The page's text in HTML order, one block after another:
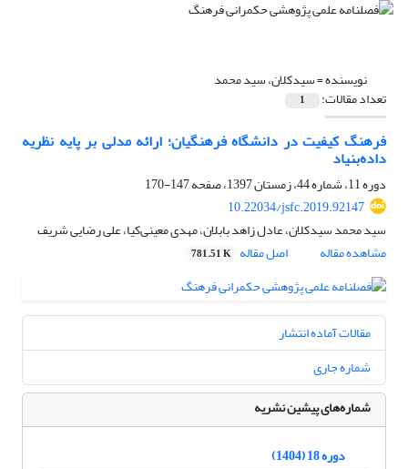
نویسنده =سیدکلان، سید محمد
تعداد مقالات: 1
فرهنگ کیفیت در دانشگاه فرهنگیان؛ ارائه مدلی بر پایه نظریه
داده‌بنیاد
دوره 11، شماره 44، زمستان 1397، صفحه
147-170
10.22034/jsfc.2019.92147
سید محمد سیدکلان، عادل زاهد بابلان، مهدی معینی‌کیا، علی رضایی شریف
مشاهده مقاله
اصل مقاله 781.51 K
مقالات آماده انتشار
شماره جاری
شماره‌های پیشین نشریه
دوره 18 (1404)